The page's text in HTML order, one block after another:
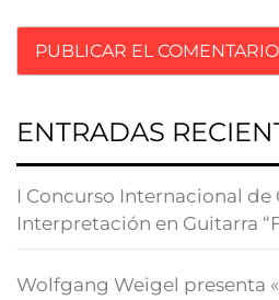
ENTRADAS
I Concurso Internacional
Interpretación en Guitarra
Wolfgang Weigel presenta